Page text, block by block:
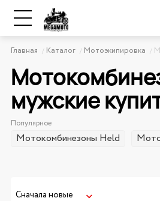
Главная Каталог Мотоэкипировка
мужские
Популярное
Мотокомбинезоны Held